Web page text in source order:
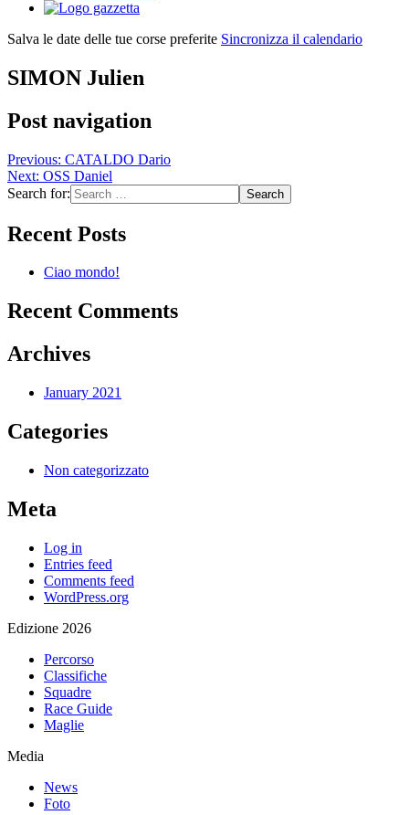
Salva le date delle tue corse preferite Sincronizza il calendario
SIMON Julien
Post navigation
Previous: CATALDO Dario
Next: OSS Daniel
Search for:
Recent Posts
Ciao mondo!
Recent Comments
Archives
January 2021
Categories
Non categorizzato
Meta
Log in
Entries feed
Comments feed
WordPress.org
Edizione 2026
Percorso
Classifiche
Squadre
Race Guide
Maglie
Media
News
Foto